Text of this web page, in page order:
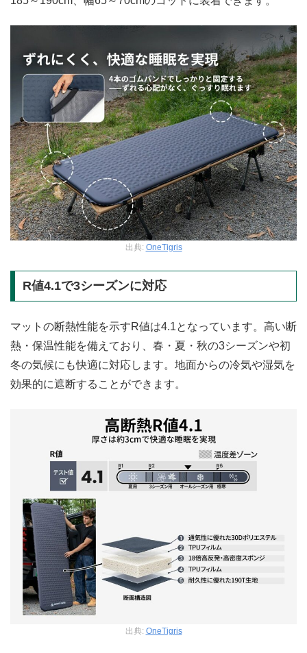
出典: OneTigris
R値4.1で3シーズンに対応
マットの断熱性能を示すR値は4.1となっています。高い断
熱・保温性能を備えており、春・夏・秋の3シーズンや初
冬の気候にも快適に対応します。地面からの冷気や湿気を
効果的に遮断することができます。
出典: OneTigris